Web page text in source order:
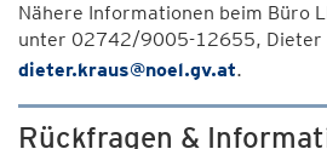
Nähere Informationen beim Büro
unter 02742/9005-12655, Dieter
dieter.kraus@noel.gv.at.
Rückfragen &